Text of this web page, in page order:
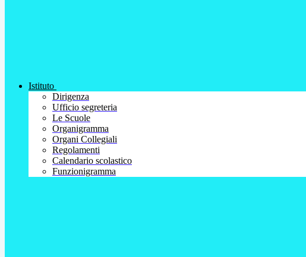
Istituto
Dirigenza
Ufficio segreteria
Le Scuole
Organigramma
Organi Collegiali
Regolamenti
Calendario scolastico
Funzionigramma